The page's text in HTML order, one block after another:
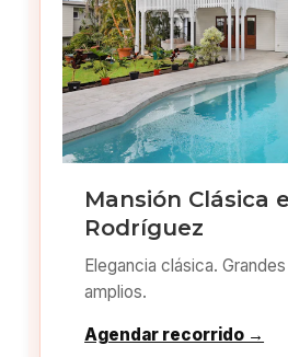
Mansión Clásica
Rodríguez
Elegancia clásica.
amplios.
Agendar recorrido →